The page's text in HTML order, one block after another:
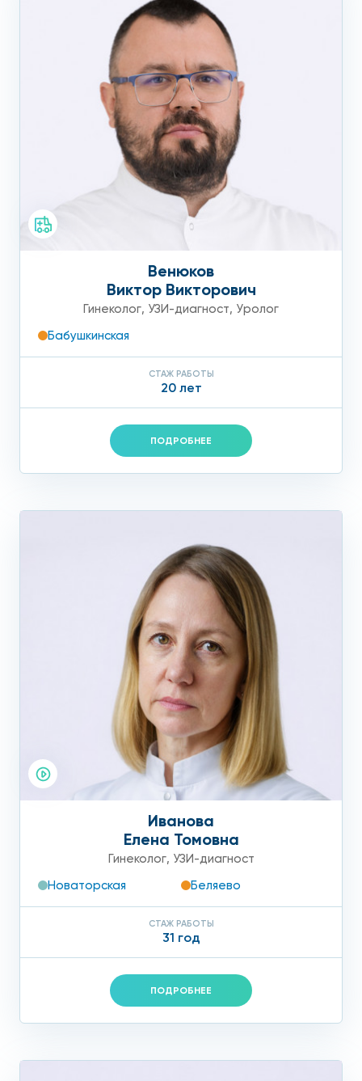
Венюков
Виктор Викторович
Гинеколог, УЗИ-диагност, Уролог
Бабушкинская
СТАЖ РАБОТЫ
20 лет
ПОДРОБНЕЕ
Иванова
Елена Томовна
Гинеколог, УЗИ-диагност
Новаторская
Беляево
СТАЖ РАБОТЫ
31 год
ПОДРОБНЕЕ